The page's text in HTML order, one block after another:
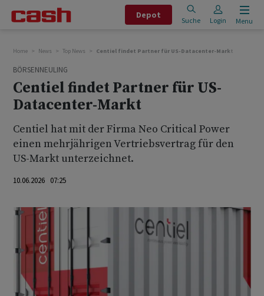
Depot
Suche Login Menu
Home News Top News Centiel findet Partner für US-Datacenter-Markt
BÖRSENNEULING
Centiel findet Partner für US-
Datacenter-Markt
Centiel hat mit der Firma Neo Critical Power
einen mehrjährigen Vertriebsvertrag für den
US-Markt unterzeichnet.
10.06.2026 07:25